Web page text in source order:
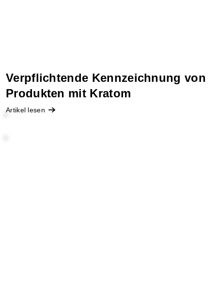
Verpflichtende Kennzeichnung von
Produkten mit Kratom
Artikel lesen